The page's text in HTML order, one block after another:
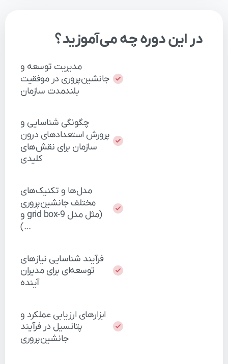
در ایندورهچهمی‌آموزید؟
مدیریت توسعه و
جانشین‌پروری در موفقیت
بلندمدت سازمان
چگونگی شناسایی و
پرورش استعدادهای درون
سازمان برای نقش‌های
کلیدی
مدل‌ها و تکنیک‌های
مختلف جانشین‌پروری
(مثل مدل 9-box
grid و
...)
فرآیند شناسایی نیازهای
توسعه‌ای برای مدیران
آینده
ابزارهای ارزیابی عملکرد و
پتانسیل در فرآیند
جانشین‌پروری